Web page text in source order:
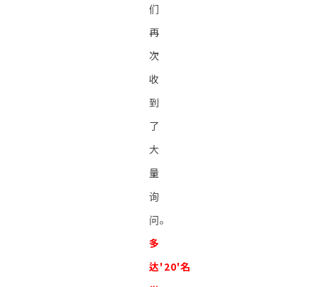
们
再
次
收
到
了
大
量
询
问。
多
达'20'名